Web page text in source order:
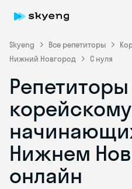
Skyeng Все репетиторы
Нижний Новгород
С нуля
Нижнем
онлайн
Skyeng Chat
online